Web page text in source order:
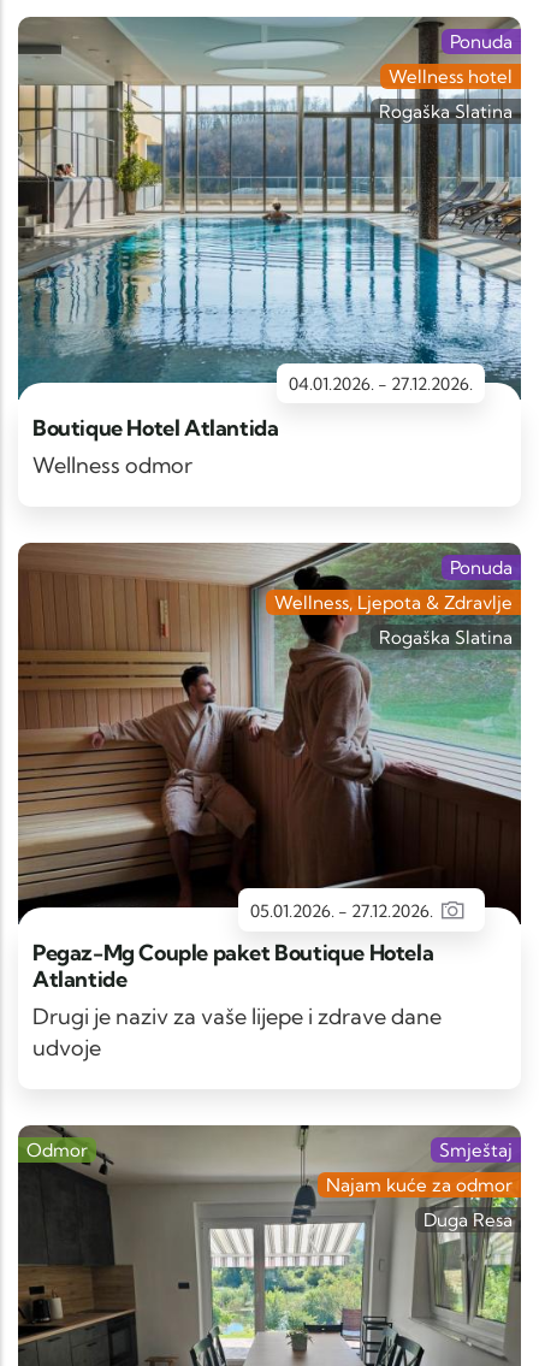
04.01.2026. - 27.12.2026.
Boutique Hotel Atlantida
Wellness odmor
Ponuda
Wellness hotel
Rogaška Slatina
05.01.2026. - 27.12.2026.
Pegaz-Mg Couple paket Boutique Hotela
Atlantide
Drugi je naziv za vaše lijepe i zdrave dane
udvoje
Ponuda
Wellness, Ljepota & Zdravlje
Rogaška Slatina
Smještaj
Najam kuće za odmor
Odmor
Duga Resa